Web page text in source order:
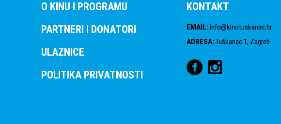
O KINU I PROGRAMU
PARTNERI I DONATORI
ULAZNICE
POLITIKA PRIVATNOSTI
KONTAKT
EMAIL: info@kinotuskanac.hr
ADRESA: Tuškanac 1, Zagreb